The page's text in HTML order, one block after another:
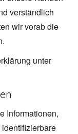
verständlich
wir vorab die
unter
Informationen,